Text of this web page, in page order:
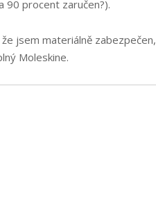
90 procent zaručen?).
jsem materiálně zabezpečen,
Moleskine.